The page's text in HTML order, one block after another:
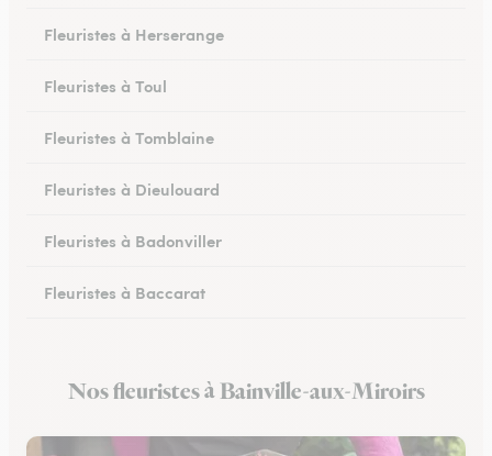
Fleuristes à Herserange
Fleuristes à Toul
Fleuristes à Tomblaine
Fleuristes à Dieulouard
Fleuristes à Badonviller
Fleuristes à Baccarat
Fleuristes à Longwy
Nos fleuristes à Bainville-aux-Miroirs